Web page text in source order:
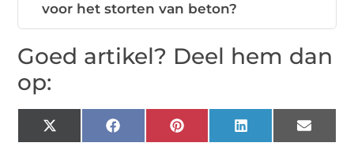
voor het storten van beton?
Goed artikel? Deel hem dan
op:
X
(Twitter)
FacebookPinterestLinkedIn Email